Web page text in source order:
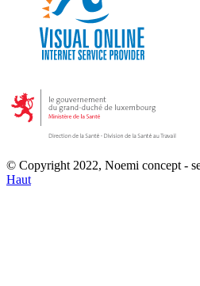
© Copyright 2022, Noemi concept -
Haut